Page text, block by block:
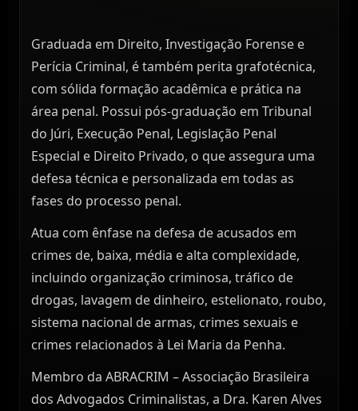
Graduada em Direito, Investigação Forense e
Perícia Criminal, é também perita grafotécnica,
com sólida formação acadêmica e prática na
área penal. Possui pós-graduação em Tribunal
do Júri, Execução Penal, Legislação Penal
Especial e Direito Privado, o que assegura uma
defesa técnica e personalizada em todas as
fases do processo penal.
Atua com ênfase na defesa de acusados em
crimes de, baixa, média e alta complexidade,
incluindo organização criminosa, tráfico de
drogas, lavagem de dinheiro, estelionato, roubo,
sistema nacional de armas, crimes sexuais e
crimes relacionados à Lei Maria da Penha.
Membro da ABRACRIM – Associação Brasileira
dos Advogados Criminalistas, a Dra. Karen Alves